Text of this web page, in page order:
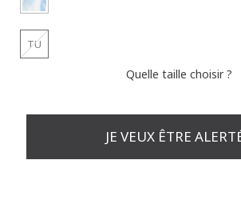
TU
Quelle taille choisir ?
JE VEUX ÊTRE